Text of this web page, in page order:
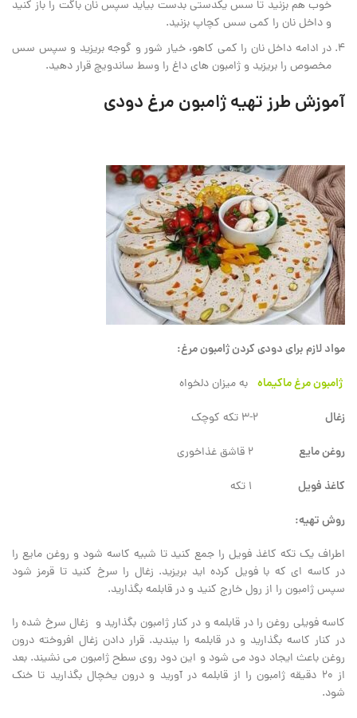
خوب هم بزنید تا سس یکدستی بدست بیاید سپس نان باگت را باز کنید
و داخل نان را کمی سس کچاپ بزنید.
در ادامه داخل نان را کمی کاهو، خیار شور و گوجه بریزید و سپس سس
مخصوص را بریزید و ژامبون های داغ را وسط ساندویچ قرار دهید.
آموزش طرز تهیه ژامبون مرغ دودی
مواد لازم برای دودی کردن ژامبون مرغ:
ژامبون مرغ ماکیماه به میزان دلخواه
زغال 2-3 تکه کوچک
روغن مایع 2 قاشق غذاخوری
کاغذ فویل 1 تکه
روش تهیه:
اطراف یک تکه کاغذ فویل را جمع کنید تا شبیه کاسه شود و روغن مایع را
در کاسه ای که با فویل کرده اید بریزید. زغال را سرخ کنید تا قرمز شود
سپس ژامبون را از رول خارج کنید و در قابلمه بگذارید.
کاسه فویلی روغن را در قابلمه و در کنار ژامبون بگذارید و زغال سرخ شده را
در کنار کاسه بگذارید و در قابلمه را ببندید. قرار دادن زغال افروخته درون
روغن باعث ایجاد دود می شود و این دود روی سطح ژامبون می نشیند. بعد
از 20 دقیقه ژامبون را از قابلمه در آورید و درون یخچال بگذارید تا خنک
شود.